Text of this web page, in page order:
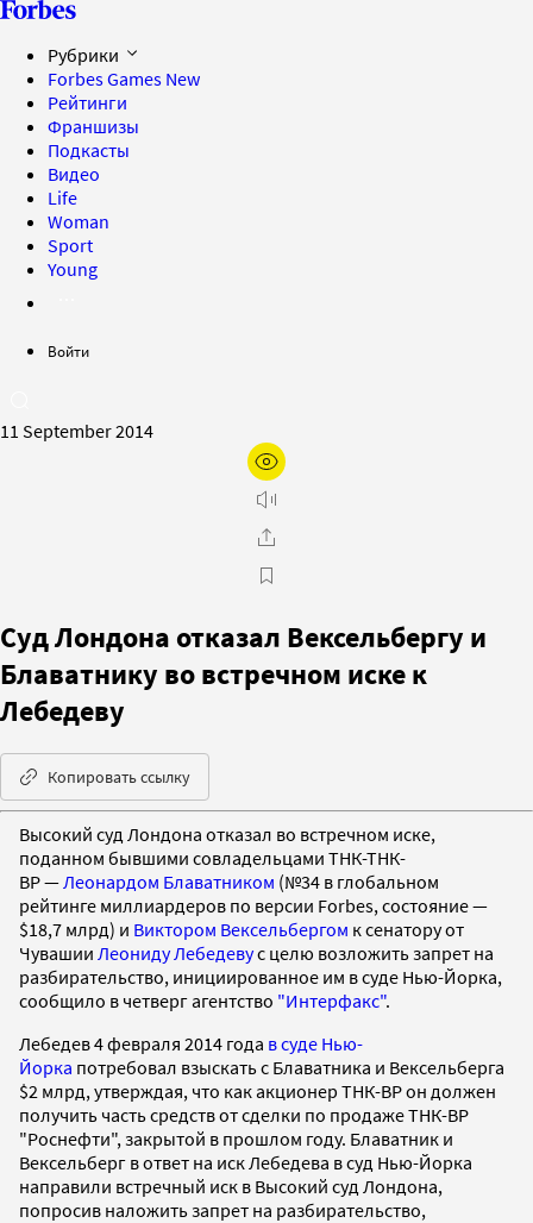
Рубрики
Forbes Games New
Рейтинги
Франшизы
Подкасты
Видео
Life
Woman
Sport
Young
Войти
11 September 2014
Суд Лондона отказал Вексельбергу и
Блаватнику во встречном иске к
Лебедеву
Копировать ссылку
Высокий суд Лондона отказал во встречном иске,
поданном бывшими совладельцами ТНК-ТНК-
BP — Леонардом Блаватником (№34 в глобальном
рейтинге миллиардеров по версии Forbes, состояние —
$18,7 млрд) и Виктором Вексельбергом к сенатору от
Чувашии Леониду Лебедевус целю возложить запрет на
разбирательство, инициированное им в суде Нью-Йорка,
сообщило в четверг агентство "Интерфакс".
Лебедев 4 февраля 2014 года в суде Нью-
Йорка потребовал взыскать с Блаватника и Вексельберга
$2 млрд, утверждая, что как акционер ТНК-BP он должен
получить часть средств от сделки по продаже ТНК-ВР
"Роснефти", закрытой в прошлом году. Блаватник и
Вексельберг в ответ на иск Лебедева в суд Нью-Йорка
направили встречный иск в Высокий суд Лондона,
попросив наложить запрет на разбирательство,